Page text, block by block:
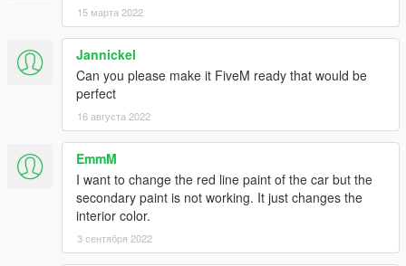
15 марта 2022
Jannickel
Can you please make it FiveM ready that would be
perfect
16 августа 2022
EmmM
I want to change the red line paint of the car but the
secondary paint is not working. It just changes the
interior color.
3 сентября 2022